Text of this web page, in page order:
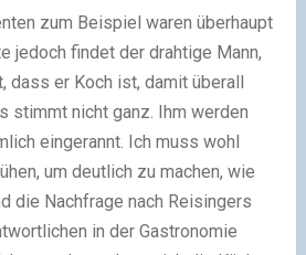
zum Beispiel waren überhaupt
jedoch findet der drahtige Mann,
dass er Koch ist, damit überall
stimmt nicht ganz. Ihm werden
eingerannt. Ich muss wohl
um deutlich zu machen, wie
die Nachfrage nach Reisingers
in der Gastronomie